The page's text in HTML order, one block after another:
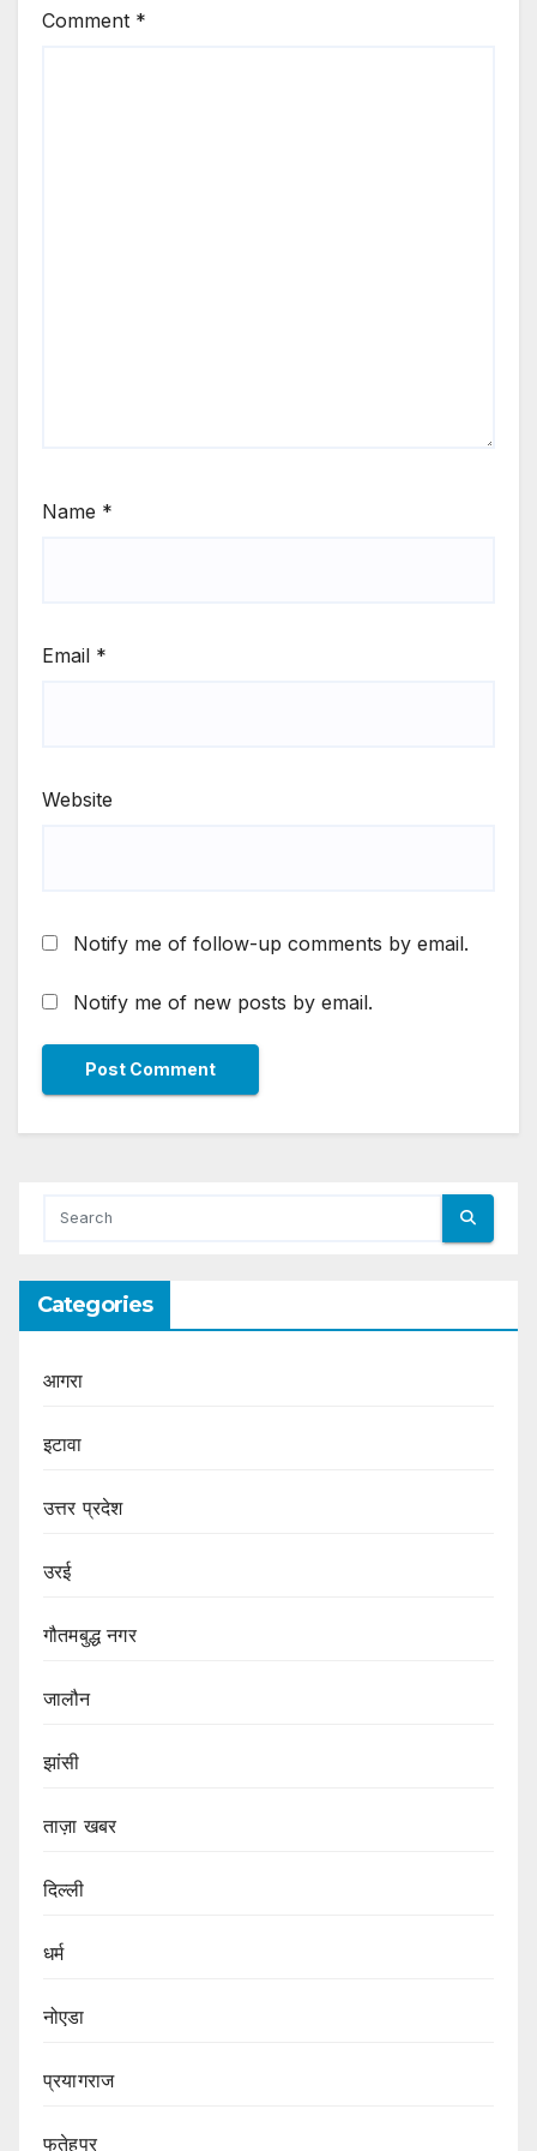
Comment *
Name *
Email *
Website
Notify me of follow-up comments by email.
Notify me of new posts by email.
Categories
आगरा
इटावा
उत्तर प्रदेश
उरई
गौतमबुद्ध नगर
जालौन
झांसी
ताज़ा खबर
दिल्ली
धर्म
नोएडा
प्रयागराज
फतेहपुर